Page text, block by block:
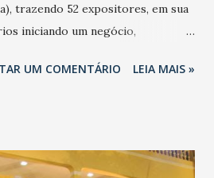
trazendo 52 expositores, em sua
iniciando um negócio,
Coelce participa do evento com o
de canais de comercialização a
UM COMENTÁRIO LEIA MAIS »